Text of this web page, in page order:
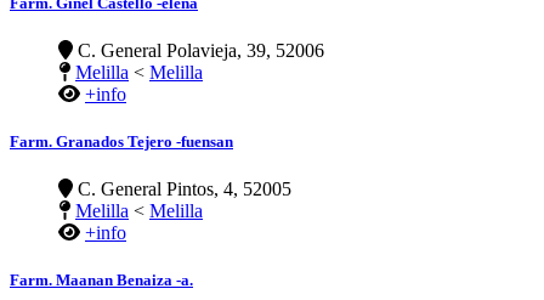
C. General Polavieja, 39, 52006
Melilla < Melilla
+info
Farm. Granados Tejero -fuensan
C. General Pintos, 4, 52005
Melilla < Melilla
+info
Farm. Maanan Benaiza -a.